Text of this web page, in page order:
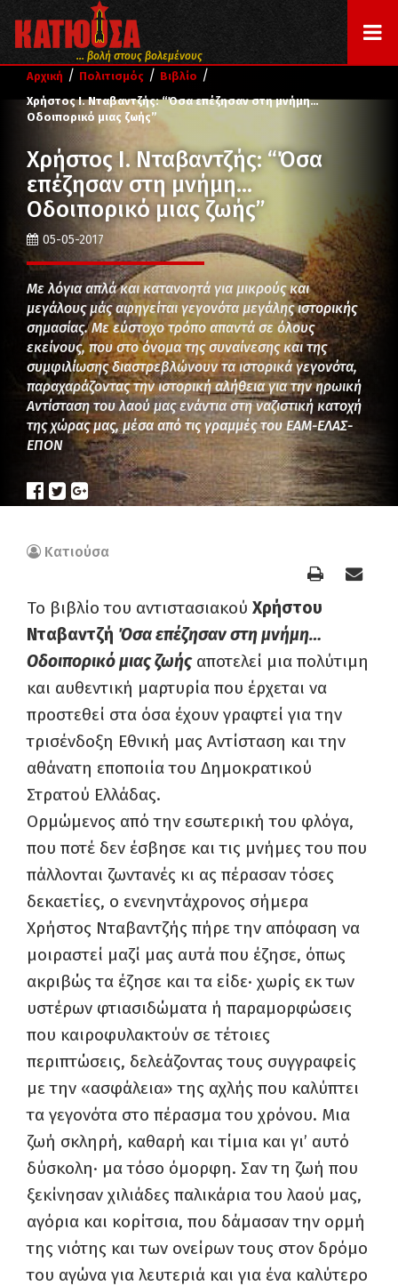
... βολή στους βολεμένους
Αρχική / Πολιτισμός / Βιβλίο /
Χρήστος Ι. Νταβαντζής: “Όσα επέζησαν στη μνήμη…
Οδοιπορικό μιας ζωής”
Χρήστος Ι. Νταβαντζής: “Όσα
επέζησαν στη μνήμη…
Οδοιπορικό μιας ζωής”
05-05-2017
Με λόγια απλά και κατανοητά για μικρούς και
μεγάλους μάς αφηγείται γεγονότα μεγάλης ιστορικής
σημασίας. Με εύστοχο τρόπο απαντά σε όλους
εκείνους, που στο όνομα της συναίνεσης και της
συμφιλίωσης διαστρεβλώνουν τα ιστορικά γεγονότα,
παραχαράζοντας την ιστορική αλήθεια για την ηρωική
Αντίσταση του λαού μας ενάντια στη ναζιστική κατοχή
της χώρας μας, μέσα από τις γραμμές του ΕΑΜ-ΕΛΑΣ-
ΕΠΟΝ
Κατιούσα
Το βιβλίο του αντιστασιακού Χρήστου
Νταβαντζή Όσα επέζησαν στη μνήμη…
Οδοιπορικό μιας ζωήςαποτελεί μια πολύτιμη
και αυθεντική μαρτυρία που έρχεται να
προστεθεί στα όσα έχουν γραφτεί για την
τρισένδοξη Εθνική μας Αντίσταση και την
αθάνατη εποποιία του Δημοκρατικού
Στρατού Ελλάδας.
Ορμώμενος από την εσωτερική του φλόγα,
που ποτέ δεν έσβησε και τις μνήμες του που
πάλλονται ζωντανές κι ας πέρασαν τόσες
δεκαετίες, ο ενενηντάχρονος σήμερα
Χρήστος Νταβαντζής πήρε την απόφαση να
μοιραστεί μαζί μας αυτά που έζησε, όπως
ακριβώς τα έζησε και τα είδε· χωρίς εκ των
υστέρων φτιασιδώματα ή παραμορφώσεις
που καιροφυλακτούν σε τέτοιες
περιπτώσεις, δελεάζοντας τους συγγραφείς
με την «ασφάλεια» της αχλής που καλύπτει
τα γεγονότα στο πέρασμα του χρόνου. Μια
ζωή σκληρή, καθαρή και τίμια και γι’ αυτό
δύσκολη· μα τόσο όμορφη. Σαν τη ζωή που
ξεκίνησαν χιλιάδες παλικάρια του λαού μας,
αγόρια και κορίτσια, που δάμασαν την ορμή
της νιότης και των ονείρων τους στον δρόμο
του αγώνα για λευτεριά και για ένα καλύτερο